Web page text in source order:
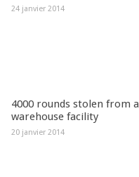
24 janvier 2014
4000 rounds stolen from a
warehouse facility
20 janvier 2014